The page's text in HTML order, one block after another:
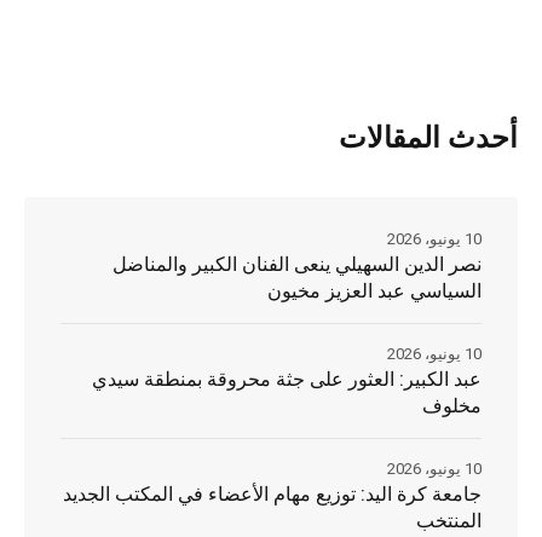
أحدث المقالات
نصر الدين السهيلي ينعى الفنان الكبير والمناضل
السياسي عبد العزيز مخيون
10 يونيو، 2026
عبد الكبير: العثور على جثة محروقة بمنطقة سيدي
مخلوف
10 يونيو، 2026
جامعة كرة اليد: توزيع مهام الأعضاء في المكتب الجديد
المنتخب
10 يونيو، 2026